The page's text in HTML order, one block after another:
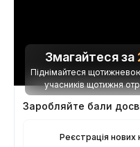
Змагайтеся за
Піднімайтеся
учасників щотижня
Заробляйте бали
Реєстрація нових